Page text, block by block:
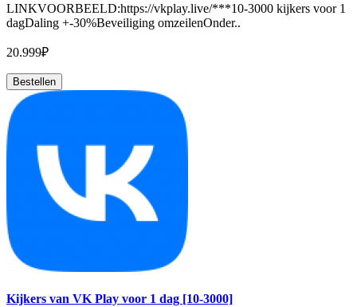
LINKVOORBEELD:https://vkplay.live/***10-3000 kijkers voor 1
dagDaling +-30%Beveiliging omzeilenOnder..
20.999₽
Bestellen
Kijkers van VK Play voor 1 dag [10-3000]